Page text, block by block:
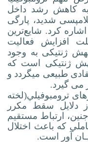
کاهش رشد داخل
شدید، پارگی
کرد. شایع‌ترین
افزایش فعالیت
ژنتیکی به وجود
ژنتیکی است که
طبیعی می­گردد و
می گیرد.
ترومبوفيلي(لخته
دلايل سقط مکرر
ارتباط مستقيم
که باعث اختلال
آور است.